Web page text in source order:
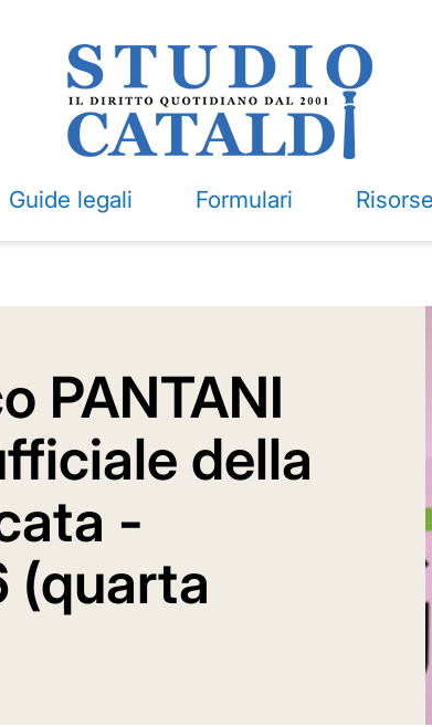
Guide legali Formulari Risorse
PANTANI
della
-
(quarta